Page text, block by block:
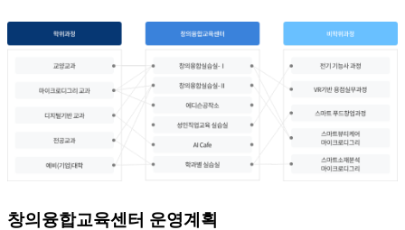
창의융합교육센터 운영계획